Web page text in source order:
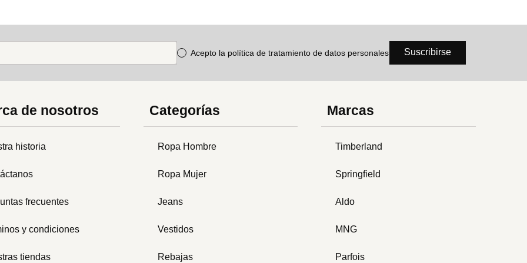
Acepto la política de tratamiento de datos personales Suscribirse
de nosotros
historia
frecuentes
y condiciones
tiendas
Categorías
Ropa Hombre
Ropa Mujer
Jeans
Vestidos
Rebajas
Marcas
Timberland
Springfield
Aldo
MNG
Parfois